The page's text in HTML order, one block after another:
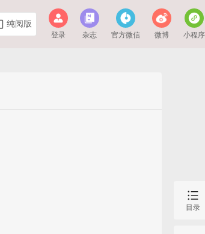
纯阅版
登录 杂志 官方微信 微博 小程序
目录